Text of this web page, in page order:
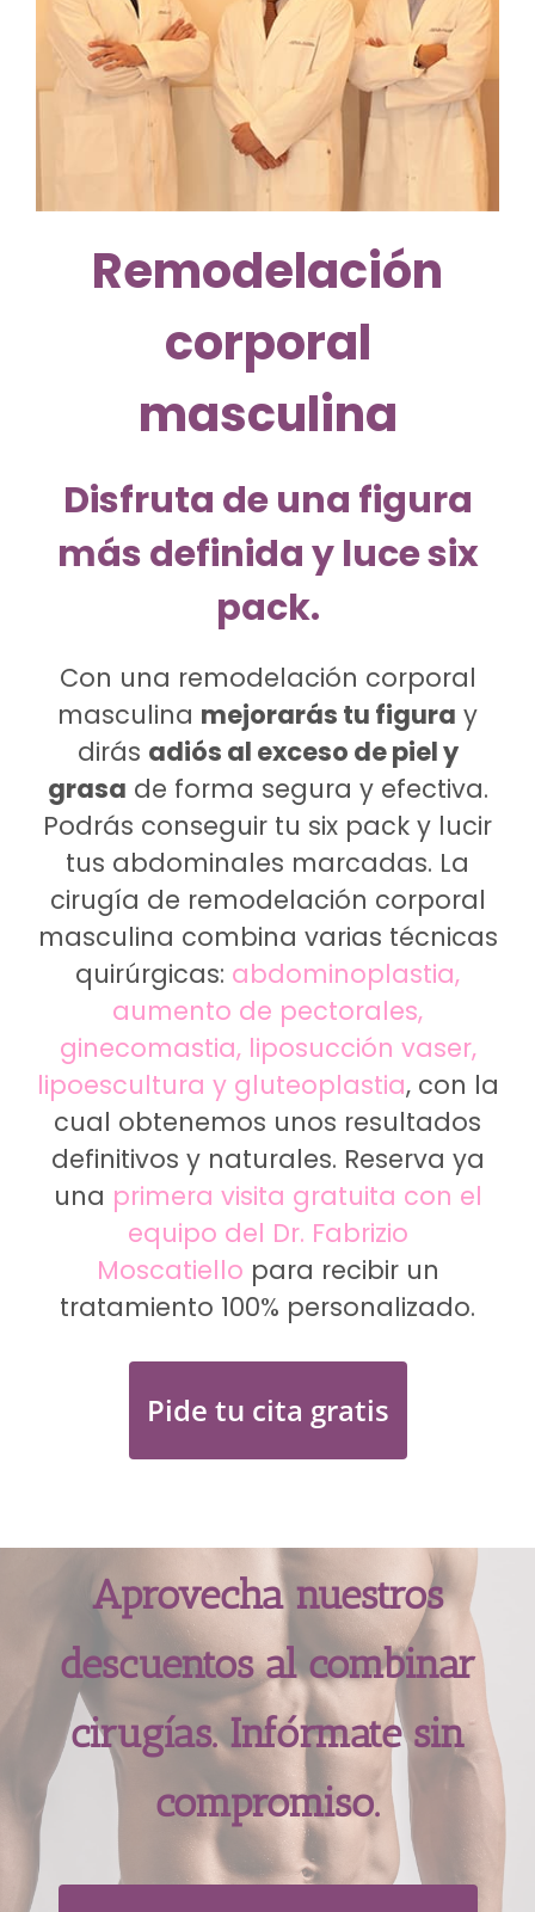
Remodelación
corporal
masculina
Disfruta de una figura
más definida y luce six
pack.
Con una remodelación corporal
masculina mejorarás tu figura y
dirás adiós al exceso de piel y
grasa de forma segura y efectiva.
Podrás conseguir tu six pack y lucir
tus abdominales marcadas. La
cirugía de remodelación corporal
masculina combina varias técnicas
quirúrgicas: abdominoplastia,
aumento de pectorales,
ginecomastia, liposucción vaser,
lipoescultura y gluteoplastia, con la
cual obtenemos unos resultados
definitivos y naturales. Reserva ya
una primera visita gratuita con el
equipo del Dr. Fabrizio
Moscatiello para recibir un
tratamiento 100% personalizado.
Pide tu cita gratis
Aprovecha nuestros
descuentos al combinar
cirugías. Infórmate sin
compromiso.